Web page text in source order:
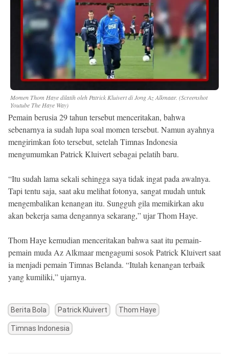
Momen Thom Haye dilatih oleh Patrick Kluivert di Jong Az Alkmaar. (Screenshot
Youtube The Haye Way)
Pemain berusia 29 tahun tersebut menceritakan, bahwa
sebenarnya ia sudah lupa soal momen tersebut. Namun ayahnya
mengirimkan foto tersebut, setelah Timnas Indonesia
mengumumkan Patrick Kluivert sebagai pelatih baru.
“Itu sudah lama sekali sehingga saya tidak ingat pada awalnya.
Tapi tentu saja, saat aku melihat fotonya, sangat mudah untuk
mengembalikan kenangan itu. Sungguh gila memikirkan aku
akan bekerja sama dengannya sekarang,” ujar Thom Haye.
Thom Haye kemudian menceritakan bahwa saat itu pemain-
pemain muda Az Alkmaar mengagumi sosok Patrick Kluivert saat
ia menjadi pemain Timnas Belanda. “Itulah kenangan terbaik
yang kumiliki,” ujarnya.
Berita Bola Patrick Kluivert Thom Haye
Timnas Indonesia